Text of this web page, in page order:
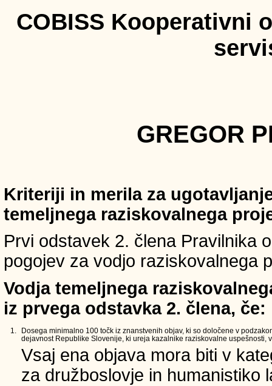
COBISS Kooperativni
GREGOR
Kriteriji in merila za
temeljnega raziskovalnega
Prvi odstavek 2. člena Pravilnika
pogojev za vodjo raziskovalnega
Vodja temeljnega
iz prvega odstavka 2. člena, če:
1.
Dosega minimalno 100 točk iz znanstvenih objav, ki so določene v
dejavnost Republike Slovenije, ki ureja kazalnike raziskovalne uspešnosti,
Vsaj ena objava mora biti v
za družboslovje in humanistiko